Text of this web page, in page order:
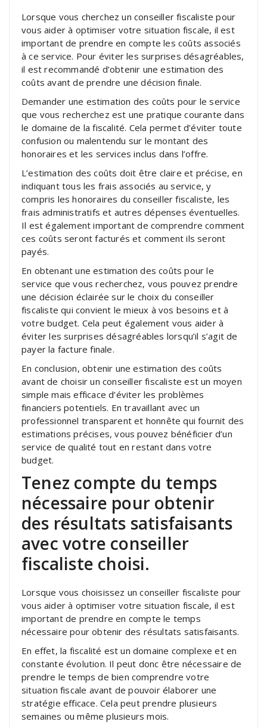
Lorsque vous cherchez un conseiller fiscaliste pour
vous aider à optimiser votre situation fiscale, il est
important de prendre en compte les coûts associés
à ce service. Pour éviter les surprises désagréables,
il est recommandé d’obtenir une estimation des
coûts avant de prendre une décision finale.
Demander une estimation des coûts pour le service
que vous recherchez est une pratique courante dans
le domaine de la fiscalité. Cela permet d’éviter toute
confusion ou malentendu sur le montant des
honoraires et les services inclus dans l’offre.
L’estimation des coûts doit être claire et précise, en
indiquant tous les frais associés au service, y
compris les honoraires du conseiller fiscaliste, les
frais administratifs et autres dépenses éventuelles.
Il est également important de comprendre comment
ces coûts seront facturés et comment ils seront
payés.
En obtenant une estimation des coûts pour le
service que vous recherchez, vous pouvez prendre
une décision éclairée sur le choix du conseiller
fiscaliste qui convient le mieux à vos besoins et à
votre budget. Cela peut également vous aider à
éviter les surprises désagréables lorsqu’il s’agit de
payer la facture finale.
En conclusion, obtenir une estimation des coûts
avant de choisir un conseiller fiscaliste est un moyen
simple mais efficace d’éviter les problèmes
financiers potentiels. En travaillant avec un
professionnel transparent et honnête qui fournit des
estimations précises, vous pouvez bénéficier d’un
service de qualité tout en restant dans votre
budget.
Tenez compte du temps
nécessaire pour obtenir
des résultats satisfaisants
avec votre conseiller
fiscaliste choisi.
Lorsque vous choisissez un conseiller fiscaliste pour
vous aider à optimiser votre situation fiscale, il est
important de prendre en compte le temps
nécessaire pour obtenir des résultats satisfaisants.
En effet, la fiscalité est un domaine complexe et en
constante évolution. Il peut donc être nécessaire de
prendre le temps de bien comprendre votre
situation fiscale avant de pouvoir élaborer une
stratégie efficace. Cela peut prendre plusieurs
semaines ou même plusieurs mois.